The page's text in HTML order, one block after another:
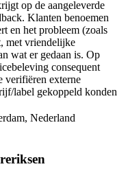
op de aangeleverde
Klanten benoemen
en het probleem (zoals
met vriendelijke
wat er gedaan is. Op
consequent
verifiëren externe
label gekoppeld konden
Nederland